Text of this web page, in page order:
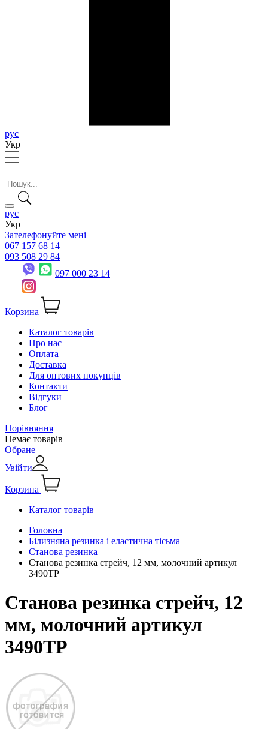
рус
Укр
рус
Укр
Зателефонуйте мені
067 157 68 14
093 508 29 84
097 000 23 14
Корзина
Каталог товарів
Про нас
Оплата
Доставка
Для оптових покупців
Контакти
Відгуки
Блог
Порівняння
Немає товарів
Обране
Увійти
Корзина
Каталог товарів
Головна
Білизняна резинка і еластична тісьма
Станова резинка
Станова резинка стрейч, 12 мм, молочний артикул
3490ТР
Станова резинка стрейч, 12
мм, молочний артикул
3490ТР